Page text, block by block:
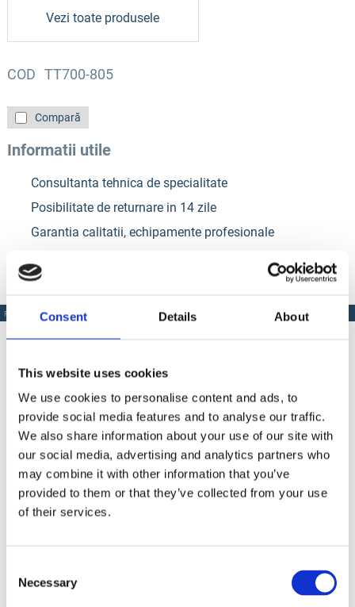
Consent Details About
This website uses cookies
We use cookies to personalise content and ads, to
provide social media features and to analyse our traffic.
We also share information about your use of our site with
our social media, advertising and analytics partners who
may combine it with other information that you’ve
provided to them or that they’ve collected from your use
of their services.
Selection
Necessary
Compară
Informatii utile
Consultanta tehnica de specialitate
Posibilitate de returnare in 14 zile
Garantia calitatii, echipamente profesionale
COD TT700-805
Vezi toate produsele
PRODUSE SIMILARE
Produse Similare
COD BT0002035
Extensie pistol airless Bisonte PAZ 30 cm.